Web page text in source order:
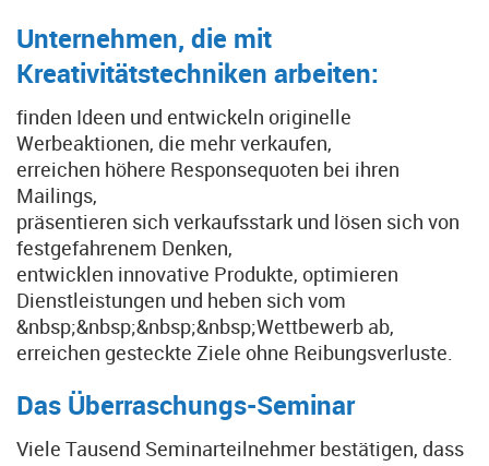
Unternehmen, die mit
Kreativitätstechniken arbeiten:
finden Ideen und entwickeln originelle
Werbeaktionen, die mehr verkaufen,
erreichen höhere Responsequoten bei ihren
Mailings,
präsentieren sich verkaufsstark und lösen sich von
festgefahrenem Denken,
entwicklen innovative Produkte, optimieren
Dienstleistungen und heben sich vom
&nbsp;&nbsp;&nbsp;&nbsp;Wettbewerb ab,
erreichen gesteckte Ziele ohne Reibungsverluste.
Das Überraschungs-Seminar
Viele Tausend Seminarteilnehmer bestätigen, dass